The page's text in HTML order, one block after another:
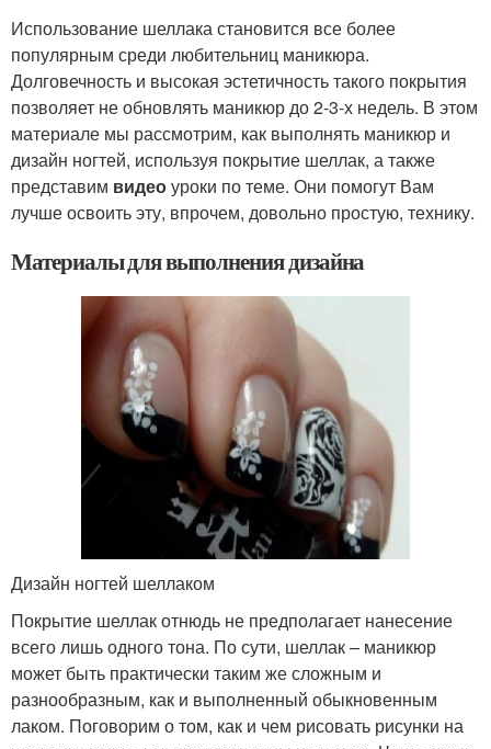
Использование шеллака становится все более
популярным среди любительниц маникюра.
Долговечность и высокая эстетичность такого покрытия
позволяет не обновлять маникюр до 2-3-х недель. В этом
материале мы рассмотрим, как выполнять маникюр и
дизайн ногтей, используя покрытие шеллак, а также
представим видеоуроки по теме. Они помогут Вам
лучше освоить эту, впрочем, довольно простую, технику.
Материалы для выполнения дизайна
Дизайн ногтей шеллаком
Покрытие шеллак отнюдь не предполагает нанесение
всего лишь одного тона. По сути, шеллак – маникюр
может быть практически таким же сложным и
разнообразным, как и выполненный обыкновенным
лаком. Поговорим о том, как и чем рисовать рисунки на